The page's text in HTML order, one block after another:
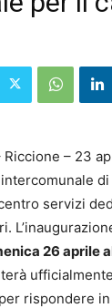
– 23
servizi
26 aprile
rispondere